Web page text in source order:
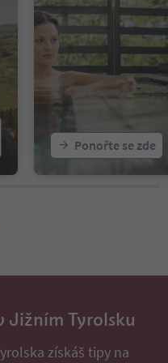
Ponořte se zde
Jižním Tyrolsku
získáš tipy na